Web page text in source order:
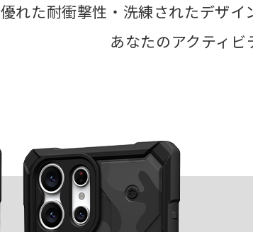
優れた耐衝撃性・洗練されたデザ
あなたのアクティビ